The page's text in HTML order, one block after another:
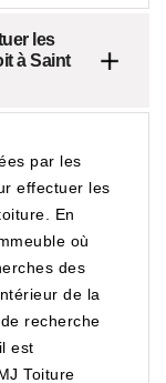
les
à Saint
par les
effectuer les
En
où
des
de la
recherche
est
Toiture